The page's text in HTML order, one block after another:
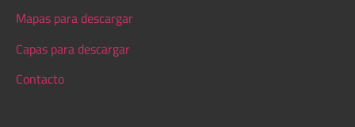
Mapas para descargar
Capas para descargar
Contacto